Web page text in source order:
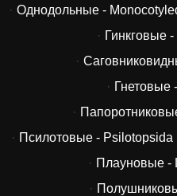
Однодольные -
Гинкговые
Гнетовые
Псилотовые - Psilotopsida
Плауновые -